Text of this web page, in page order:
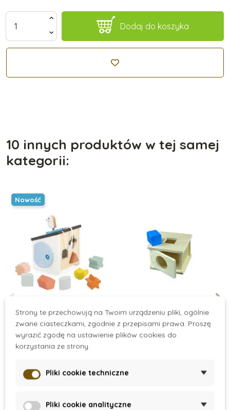
Dodaj do koszyka
10 innych produktów w tej samej
kategorii:
Nowość
On Stock
Třídění tvarů - Ptačí
budka
On Stock
Drewniane pudełko
dla malucha z
Strony te przechowują na Twoim urządzeniu pliki, ogólnie
zwane ciasteczkami, zgodnie z przepisami prawa. Proszę
wyrazić zgodę na ustawienie plików cookies do
korzystania ze strony.
Pliki cookie techniczne
Pliki cookie analityczne